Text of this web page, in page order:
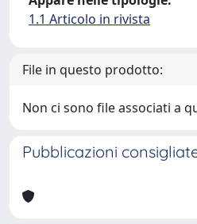
1.1 Articolo in rivista
File in questo prodotto:
Non ci sono file associati a
Pubblicazioni